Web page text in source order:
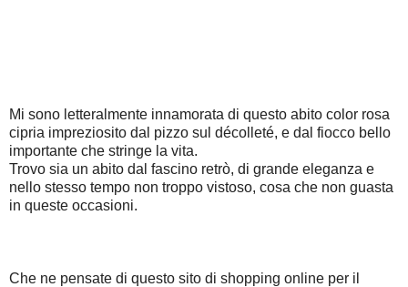
Mi sono letteralmente innamorata di questo abito color rosa
cipria impreziosito dal pizzo sul décolleté, e dal fiocco bello
importante che stringe la vita.
Trovo sia un abito dal fascino retrò, di grande eleganza e
nello stesso tempo non troppo vistoso, cosa che non guasta
in queste occasioni.
Che ne pensate di questo sito di shopping online per il